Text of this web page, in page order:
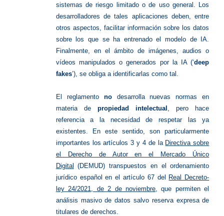
sistemas de riesgo limitado o de uso general. Los
desarrolladores de tales aplicaciones deben, entre
otros aspectos, facilitar información sobre los datos
sobre los que se ha entrenado el modelo de IA.
Finalmente, en el ámbito de imágenes, audios o
vídeos manipulados o generados por la IA (‘deep
fakes’), se obliga a identificarlas como tal.
El reglamento no desarrolla nuevas normas en
materia de propiedad intelectual
, pero hace
referencia a la necesidad de respetar las ya
existentes. En este sentido, son particularmente
importantes los artículos 3 y 4 de la Directiva sobre
el Derecho de Autor en el Mercado Único
Digital
(DEMUD) transpuestos en el ordenamiento
jurídico español en el artículo 67 del Real Decreto-
ley 24/2021, de 2 de noviembre, que permiten el
análisis masivo de datos salvo reserva expresa de
titulares de derechos.